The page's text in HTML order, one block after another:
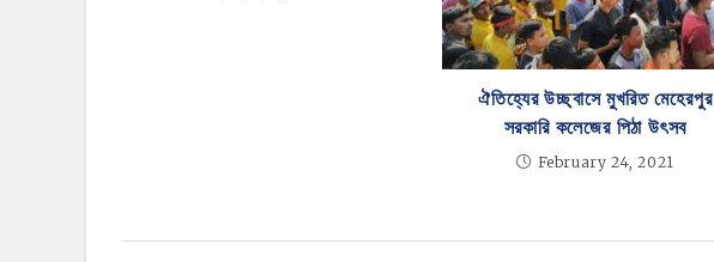
ঐতিহ্যের উচ্ছ্বাসে মুখরিত মেহেরপুর
সরকারি কলেজের পিঠা উৎসব
February 24, 2021